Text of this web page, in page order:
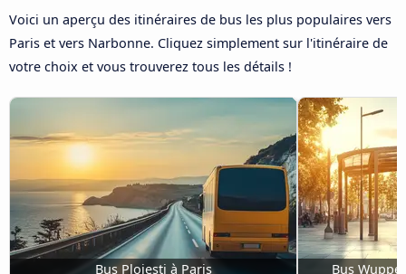
Voici un aperçu des itinéraires de bus les plus populaires vers
Paris et vers Narbonne. Cliquez simplement sur l'itinéraire de
votre choix et vous trouverez tous les détails !
Bus Ploiesti à Paris Bus